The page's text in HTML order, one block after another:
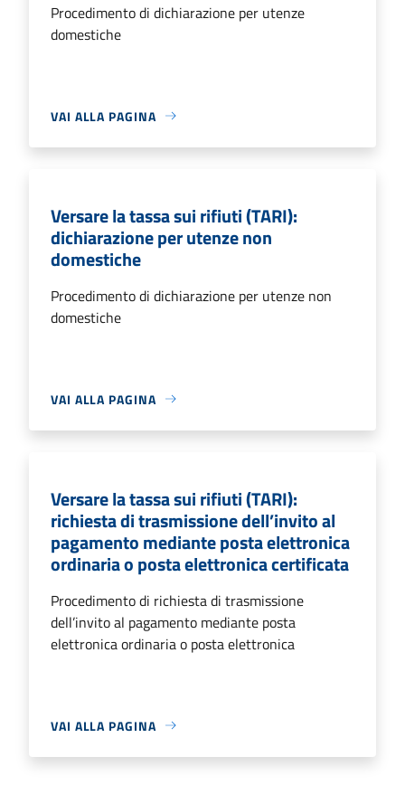
Procedimento di dichiarazione per utenze
domestiche
VAI ALLA PAGINA
Versare la tassa sui rifiuti (TARI):
dichiarazione per utenze non
domestiche
Procedimento di dichiarazione per utenze non
domestiche
VAI ALLA PAGINA
Versare la tassa sui rifiuti (TARI):
richiesta di trasmissione dell’invito al
pagamento mediante posta elettronica
ordinaria o posta elettronica certificata
Procedimento di richiesta di trasmissione
dell’invito al pagamento mediante posta
elettronica ordinaria o posta elettronica
VAI ALLA PAGINA